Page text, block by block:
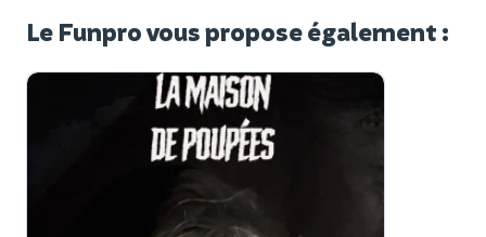
Le Funpro vous propose également :